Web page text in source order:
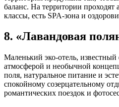
баланс. На территории проходят
классы, есть SPA-зона и
8. «Лавандовая
Маленький эко-отель, известный
атмосферой и необычной
поля, натуральное питание и
спокойному созерцательному
романтических поездок и